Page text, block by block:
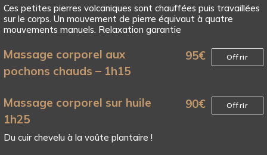
Ces petites pierres volcaniques sont chauffées puis travaillées
sur le corps. Un mouvement de pierre équivaut à quatre
mouvements manuels. Relaxation garantie
Massage corporel aux
pochons chauds – 1h15
95€ Offrir
Massage corporel sur huile
1h25
90€ Offrir
Du cuir chevelu à la voûte plantaire !